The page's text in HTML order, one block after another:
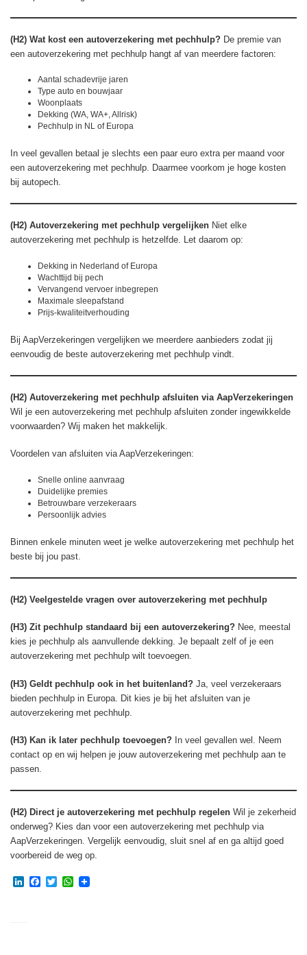
(H2) Wat kost een autoverzekering met pechhulp? De premie van
een autoverzekering met pechhulp hangt af van meerdere factoren:
Aantal schadevrije jaren
Type auto en bouwjaar
Woonplaats
Dekking (WA, WA+, Allrisk)
Pechhulp in NL of Europa
In veel gevallen betaal je slechts een paar euro extra per maand voor
een autoverzekering met pechhulp. Daarmee voorkom je hoge kosten
bij autopech.
(H2) Autoverzekering met pechhulp vergelijken Niet elke
autoverzekering met pechhulp is hetzelfde. Let daarom op:
Dekking in Nederland of Europa
Wachttijd bij pech
Vervangend vervoer inbegrepen
Maximale sleepafstand
Prijs-kwaliteitverhouding
Bij AapVerzekeringen vergelijken we meerdere aanbieders zodat jij
eenvoudig de beste autoverzekering met pechhulp vindt.
(H2) Autoverzekering met pechhulp afsluiten via AapVerzekeringen
Wil je een autoverzekering met pechhulp afsluiten zonder ingewikkelde
voorwaarden? Wij maken het makkelijk.
Voordelen van afsluiten via AapVerzekeringen:
Snelle online aanvraag
Duidelijke premies
Betrouwbare verzekeraars
Persoonlijk advies
Binnen enkele minuten weet je welke autoverzekering met pechhulp het
beste bij jou past.
(H2) Veelgestelde vragen over autoverzekering met pechhulp
(H3) Zit pechhulp standaard bij een autoverzekering? Nee, meestal
kies je pechhulp als aanvullende dekking. Je bepaalt zelf of je een
autoverzekering met pechhulp wilt toevoegen.
(H3) Geldt pechhulp ook in het buitenland? Ja, veel verzekeraars
bieden pechhulp in Europa. Dit kies je bij het afsluiten van je
autoverzekering met pechhulp.
(H3) Kan ik later pechhulp toevoegen? In veel gevallen wel. Neem
contact op en wij helpen je jouw autoverzekering met pechhulp aan te
passen.
(H2) Direct je autoverzekering met pechhulp regelen Wil je zekerheid
onderweg? Kies dan voor een autoverzekering met pechhulp via
AapVerzekeringen. Vergelijk eenvoudig, sluit snel af en ga altijd goed
voorbereid de weg op.
LinkedIn
Facebook
TwitterWhatsApp